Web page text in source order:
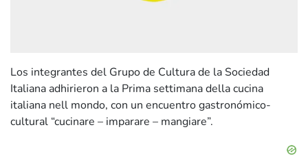
Los integrantes del Grupo de Cultura de la Sociedad
Italiana adhirieron a la Prima settimana della cucina
italiana nell mondo, con un encuentro gastronómico-
cultural “cucinare – imparare – mangiare”.